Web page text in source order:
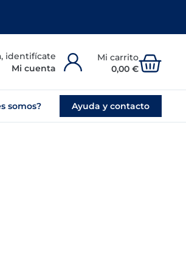
Mi cuenta 0,00 €
somos? Ayuda y contacto